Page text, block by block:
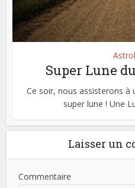
Super Lune
Ce soir, nous assisterons à
super lune ! Une
Laisser un
Commentaire